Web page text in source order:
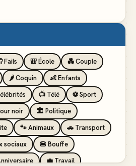
Fails 🎒 École
💑 Couple
🌶️ Coquin
👶 Enfants
📺 Télé
⚽ Sport
noir
🏛️ Politique
🐾 Animaux
🚗 Transport
sociaux
🍔 Bouffe
💼 Travail